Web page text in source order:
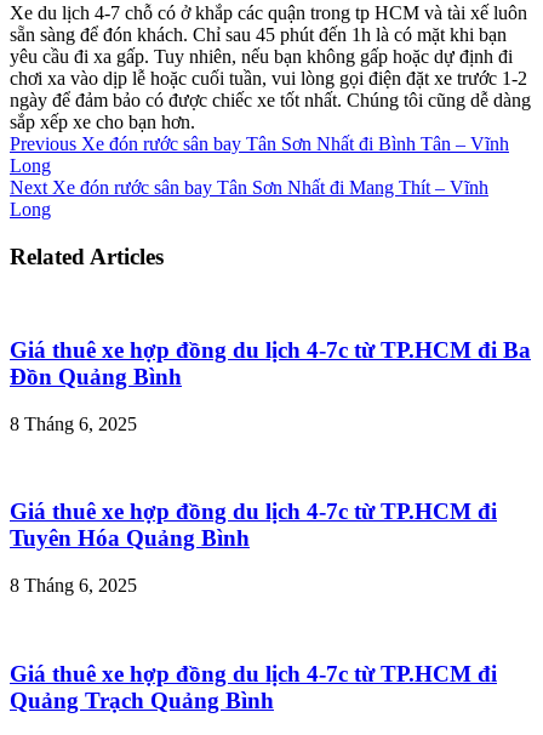
Xe du lịch 4-7 chỗ có ở khắp các quận trong tp HCM và tài xế luôn
sẵn sàng để đón khách. Chỉ sau 45 phút đến 1h là có mặt khi bạn
yêu cầu đi xa gấp. Tuy nhiên, nếu bạn không gấp hoặc dự định đi
chơi xa vào dịp lễ hoặc cuối tuần, vui lòng gọi điện đặt xe trước 1-2
ngày để đảm bảo có được chiếc xe tốt nhất. Chúng tôi cũng dễ dàng
sắp xếp xe cho bạn hơn.
Previous Xe đón rước sân bay Tân Sơn Nhất đi Bình Tân – Vĩnh
Long
Next Xe đón rước sân bay Tân Sơn Nhất đi Mang Thít – Vĩnh
Long
Related Articles
Giá thuê xe hợp đồng du lịch 4-7c từ TP.HCM đi Ba
Đồn Quảng Bình
8 Tháng 6, 2025
Giá thuê xe hợp đồng du lịch 4-7c từ TP.HCM đi
Tuyên Hóa Quảng Bình
8 Tháng 6, 2025
Giá thuê xe hợp đồng du lịch 4-7c từ TP.HCM đi
Quảng Trạch Quảng Bình